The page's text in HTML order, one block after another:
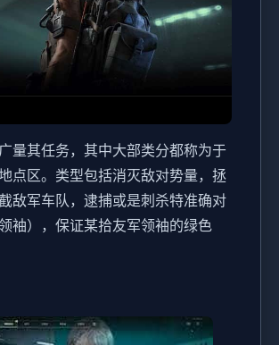
量其任务，其中大部类分都称为于
点区。类型包括消灭敌对势量，拯
敌军车队，逮捕或是刺杀特准确对
袖），保证某拾友军领袖的绿色